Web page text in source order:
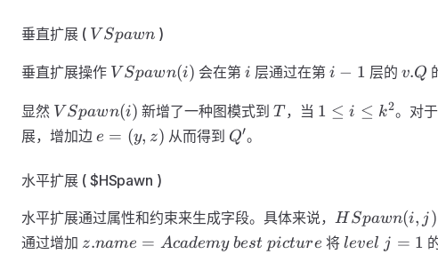
垂直扩展 ( VSpawn
V Spawn)
垂直扩展操作 VSpawn
V Spawn(i) 会在第 i
i 层通过在第 i-
i − 1 层的 v.Q
v.Q
显然 VSpawn
( i )
V Spawn(i) 新增了一种图模式到 T
T ，当 1
1 ≤ i ≤ k2。对
展，增加边 e=
y,z
e = (y, z) 从而得到 Q'
Q′。
水平扩展 ( $HSpawn )
水平扩展通过属性和约束来生成字段。具体来说，
HSpawn
( i,j )
H Spawn(i, j)
通过增加 z.name=Academy\
z.name = Academy best picture 将 level
level j = 1